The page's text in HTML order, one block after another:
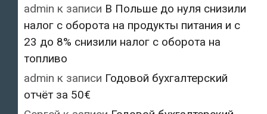
admin к записи В Польше до нуля снизили
налог с оборота на продукты питания и с
23 до 8% снизили налог с оборота на
топливо
admin к записи Годовой бухгалтерский
отчёт за 50€